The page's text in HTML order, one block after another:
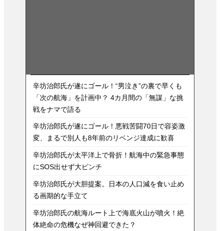
辛坊治郎氏が遂にゴール！“男泣き”の裏で早くも
「次の航海」を計画中？ 4カ月間の「無謀」な挑
戦をナマで語る
辛坊治郎氏が遂にゴール！悪戦苦闘70日で容姿激
変、まるで別人も8年前のリベンジ達成に歓喜
辛坊治郎氏が太平洋上で骨折！航海中の緊急事態
にSOS出せず大ピンチ
辛坊治郎氏が大胆提案。日本の人口減を食い止め
る画期的な手立て
辛坊治郎氏の航海ルート上で海底火山が噴火！絶
体絶命の危機なぜ神回避できた？